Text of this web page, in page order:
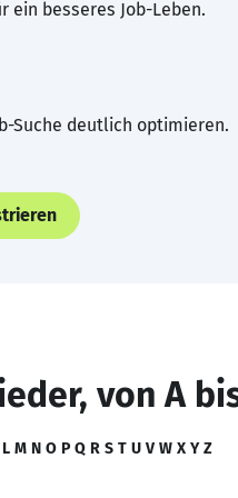
ein besseres Job-Leben.
Suche deutlich optimieren.
von A
L M N O P Q R S T U V W X Y Z